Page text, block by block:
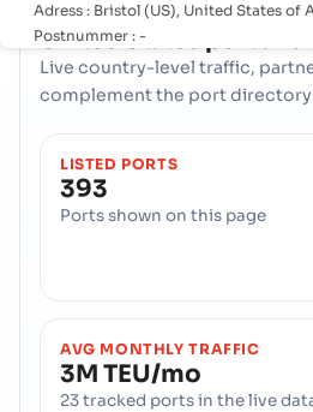
Adress : Bristol (US), United States of
Postnummer : -
Hamnkod :USBRT
Brookings (US)
Adress :Brookings (US), United States
Postnummer :
Hamnkod :USBKX
Brownsville Port
Adress :Brownsville Port (USBRO),
Postnummer :-
Hamnkod :USBRO
COUNTRY SNAPSHOT
United States port and
Live country-level traffic,
complement the port directory
LISTED PORTS
393
Ports shown on this page
AVG MONTHLY TRAFFIC
3M TEU/mo
23 tracked ports in the live